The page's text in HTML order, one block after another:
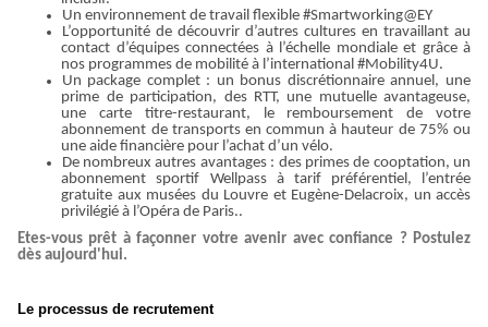
Un environnement de travail flexible #Smartworking@EY
L’opportunité de découvrir d’autres cultures en travaillant au
contact d’équipes connectées à l’échelle mondiale et grâce à
nos programmes de mobilité à l’international #Mobility4U.
Un package complet : un bonus discrétionnaire annuel, une
prime de participation, des RTT, une mutuelle avantageuse,
une carte titre-restaurant, le remboursement de votre
abonnement de transports en commun à hauteur de 75% ou
une aide financière pour l’achat d’un vélo.
De nombreux autres avantages : des primes de cooptation, un
abonnement sportif Wellpass à tarif préférentiel, l’entrée
gratuite aux musées du Louvre et Eugène-Delacroix, un accès
privilégié à l’Opéra de Paris..
Etes-vous prêt à façonner votre avenir avec confiance ? Postulez
dès aujourd'hui.
Le processus de recrutement